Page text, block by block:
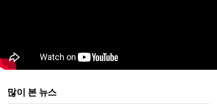
많이 본 뉴스